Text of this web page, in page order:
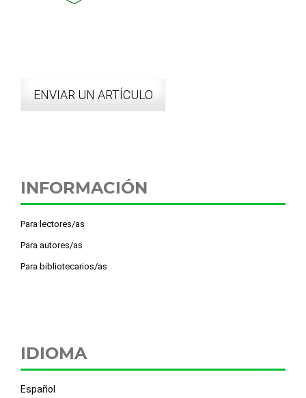
ENVIAR UN ARTÍCULO
INFORMACIÓN
Para lectores/as
Para autores/as
Para bibliotecarios/as
IDIOMA
Español